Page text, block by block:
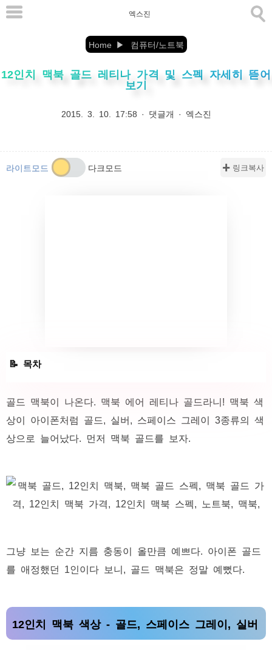
본
바
엑스진
Home 컴퓨터/노트북
12인치 맥북 골드 레티나 가격 및 스펙 자세히 뜯어
보기
2015. 3. 10. 17:58 · 댓글개 · 엑스진
✚ 링크복사
12인치 맥북 스펙
골드 맥북이 나온다. 맥북 에어 레티나 골드라니! 맥북 색
상이 아이폰처럼 골드, 실버, 스페이스 그레이 3종류의 색
상으로 늘어났다. 먼저 맥북 골드를 보자.
그냥 보는 순간 지름 충동이 올만큼 예쁘다. 아이폰 골드
를 애정했던 1인이다 보니, 골드 맥북은 정말 예뻤다.
12인치 맥북 색상 - 골드, 스페이스 그레이, 실버